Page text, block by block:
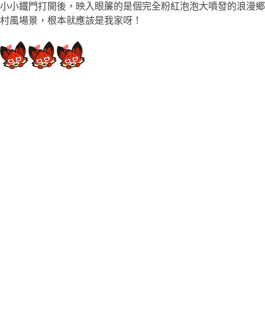
小小鐵門打開後，映入眼簾的是個完全粉紅泡泡大噴發的浪漫鄉
村風場景，根本就應該是我家呀！